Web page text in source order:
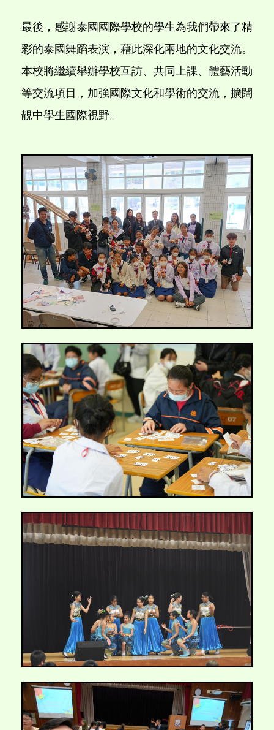
最後，感謝泰國國際學校的學生為我們帶來了精
彩的泰國舞蹈表演，藉此深化兩地的文化交流。
本校將繼續舉辦學校互訪、共同上課、體藝活動
等交流項目，加強國際文化和學術的交流，擴闊
靚中學生國際視野。